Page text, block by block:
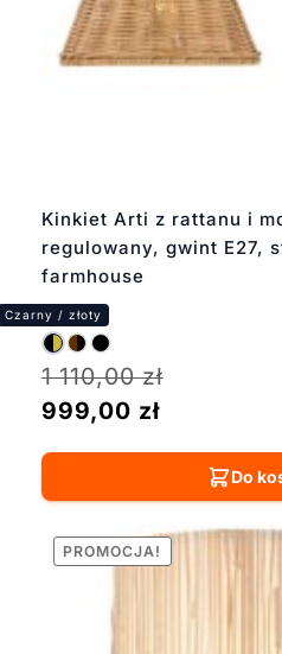
Kinkiet Arti z rattanu i
regulowany, gwint E27,
farmhouse
1 110,00zł
999,00 zł
Do
PROMOCJA!